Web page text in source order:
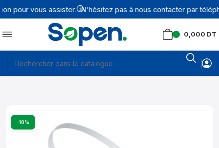
pour vous assister. N'hésitez pas à nous contacter par
0,000 DT
-10%